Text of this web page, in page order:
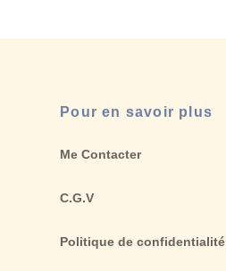
Pour en savoir plus
Me Contacter
C.G.V
Politique de confidentialité